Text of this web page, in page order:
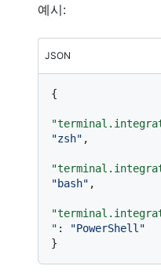
예시:
JSON
{
"zsh" ,
"bash" ,
" :
"PowerShell"
}